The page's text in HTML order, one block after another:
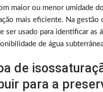
maior ou menor umidade
mais eficiente. Na gestão
ser usado para identificar as
de água
de
para a